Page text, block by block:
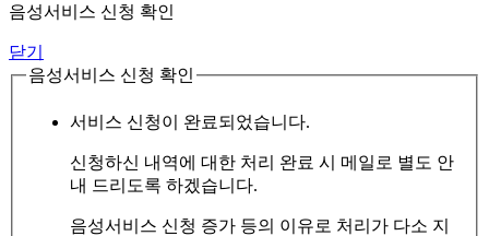
음성서비스 신청 확인
닫기
음성서비스 신청 확인
서비스 신청이 완료되었습니다.
신청하신 내역에 대한 처리 완료 시 메일로 별도 안
내 드리도록 하겠습니다.
음성서비스 신청 증가 등의 이유로 처리가 다소 지